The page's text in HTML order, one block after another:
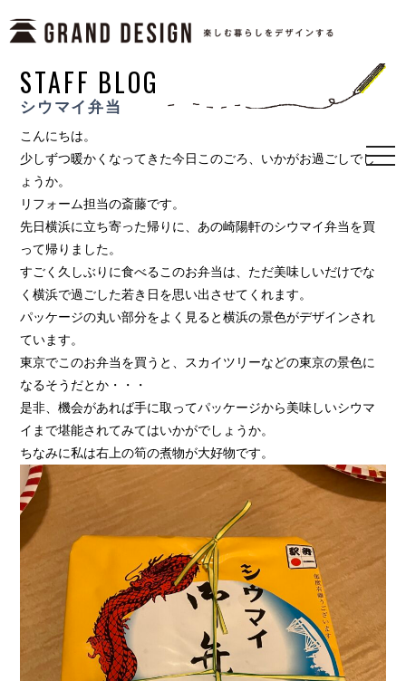
STAFF BLOG
シウマイ弁当
こんにちは。
少しずつ暖かくなってきた今日このごろ、いかがお過ごしでし
ょうか。
リフォーム担当の斎藤です。
先日横浜に立ち寄った帰りに、あの崎陽軒のシウマイ弁当を買
って帰りました。
すごく久しぶりに食べるこのお弁当は、ただ美味しいだけでな
く横浜で過ごした若き日を思い出させてくれます。
パッケージの丸い部分をよく見ると横浜の景色がデザインされ
ています。
東京でこのお弁当を買うと、スカイツリーなどの東京の景色に
なるそうだとか・・・
是非、機会があれば手に取ってパッケージから美味しいシウマ
イまで堪能されてみてはいかがでしょうか。
ちなみに私は右上の筍の煮物が大好物です。